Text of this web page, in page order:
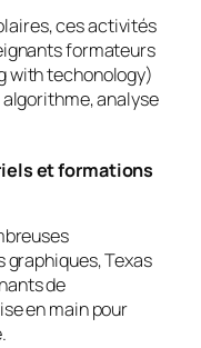
ces activités
formateurs
with techonology)
analyse
et formations
Texas
de
en main pour